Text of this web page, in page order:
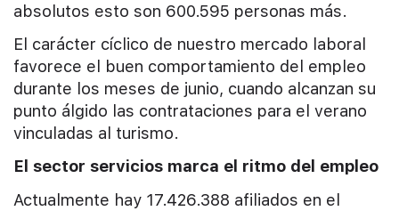
absolutos esto son 600.595 personas más.
El carácter cíclico de nuestro mercado laboral
favorece el buen comportamiento del empleo
durante los meses de junio, cuando alcanzan su
punto álgido las contrataciones para el verano
vinculadas al turismo.
El sector servicios marca el ritmo del empleo
Actualmente hay 17.426.388 afiliados en el